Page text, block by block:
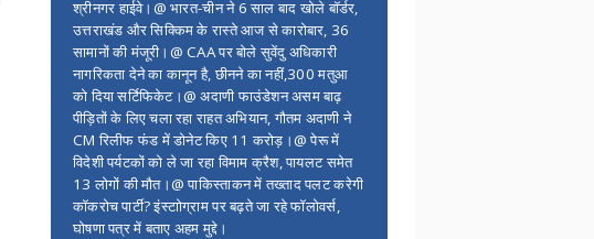
श्रीनगर हाईवे।@ भारत-चीन ने 6 साल बाद खोले बॉर्डर,
उत्तराखंड और सिक्किम के रास्ते आज से कारोबार, 36
सामानों की मंजूरी।@ CAA पर बोले सुवेंदु अधिकारी
नागरिकता देने का कानून है, छीनने का नहीं,300 मतुआ
को दिया सर्टिफिकेट।@ अदाणी फाउंडेशन असम बाढ़
पीड़ितों के लिए चला रहा राहत अभियान, गौतम अदाणी ने
CM रिलीफ फंड में डोनेट किए 11 करोड़।@ पेरू में
विदेशी पर्यटकों को ले जा रहा विमाम क्रैश, पायलट समेत
13 लोगों की मौत।@ पाकिस्ताकन में तख्ताद पलट करेगी
कॉकरोच पार्टी? इंस्टाोग्राम पर बढ़ते जा रहे फॉलोवर्स,
घोषणा पत्र में बताए अहम मुद्दे।